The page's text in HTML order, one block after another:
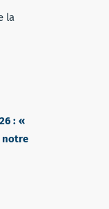
la
: «
notre